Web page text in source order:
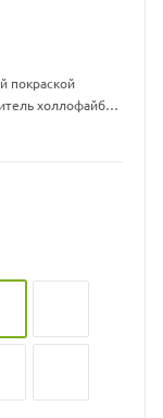
покраской
холлофайбер